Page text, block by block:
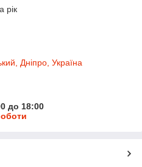
рік
Дніпро, Україна
до 18:00